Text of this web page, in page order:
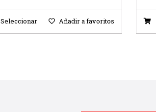
Seleccionar Añadir a favoritos